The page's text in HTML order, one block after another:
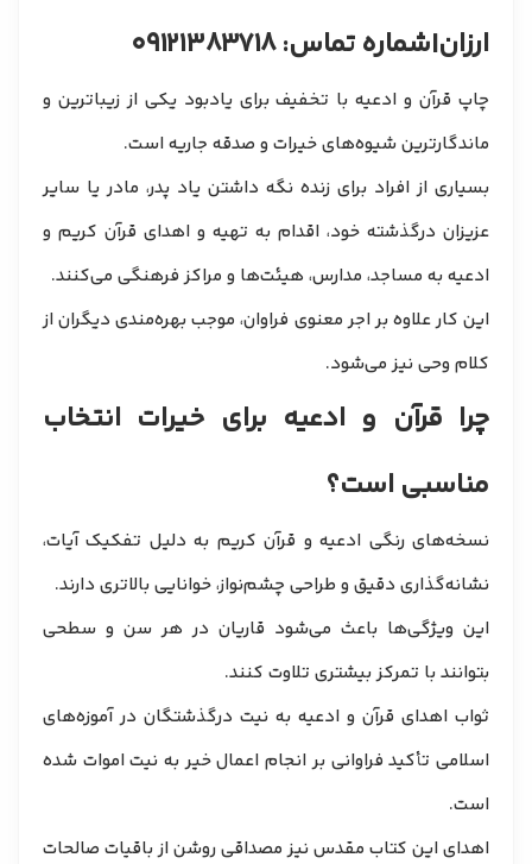
ارزان|شماره تماس: ۰۹۱۲۱۳۸۳۷۱۸
چاپ قرآن و ادعیه با تخفیف برای یادبود یکی از زیباترین و
ماندگارترین شیوه‌های خیرات و صدقه جاریه است.
بسیاری از افراد برای زنده نگه داشتن یاد پدر، مادر یا سایر
عزیزان درگذشته خود، اقدام به تهیه و اهدای قرآن کریم و
ادعیه به مساجد، مدارس، هیئت‌ها و مراکز فرهنگی می‌کنند.
این کار علاوه بر اجر معنوی فراوان، موجب بهره‌مندی دیگران از
کلام وحی نیز می‌شود.
چرا قرآن و ادعیه برای خیرات انتخاب
مناسبی است؟
نسخه‌های رنگی ادعیه و قرآن کریم به دلیل تفکیک آیات،
نشانه‌گذاری دقیق و طراحی چشم‌نواز، خوانایی بالاتری دارند.
این ویژگی‌ها باعث می‌شود قاریان در هر سن و سطحی
بتوانند با تمرکز بیشتری تلاوت کنند.
ثواب اهدای قرآن و ادعیه به نیت درگذشتگان در آموزه‌های
اسلامی تأکید فراوانی بر انجام اعمال خیر به نیت اموات شده
است.
اهدای این کتاب مقدس نیز مصداقی روشن از باقیات صالحات